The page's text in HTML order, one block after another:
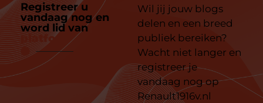
Registreer u
vandaag nog en
word lid van
platform
Wil jij jouw blogs
delen en een breed
publiek bereiken?
Wacht niet langer en
registreer je
vandaag nog op
Renault1916v.nl